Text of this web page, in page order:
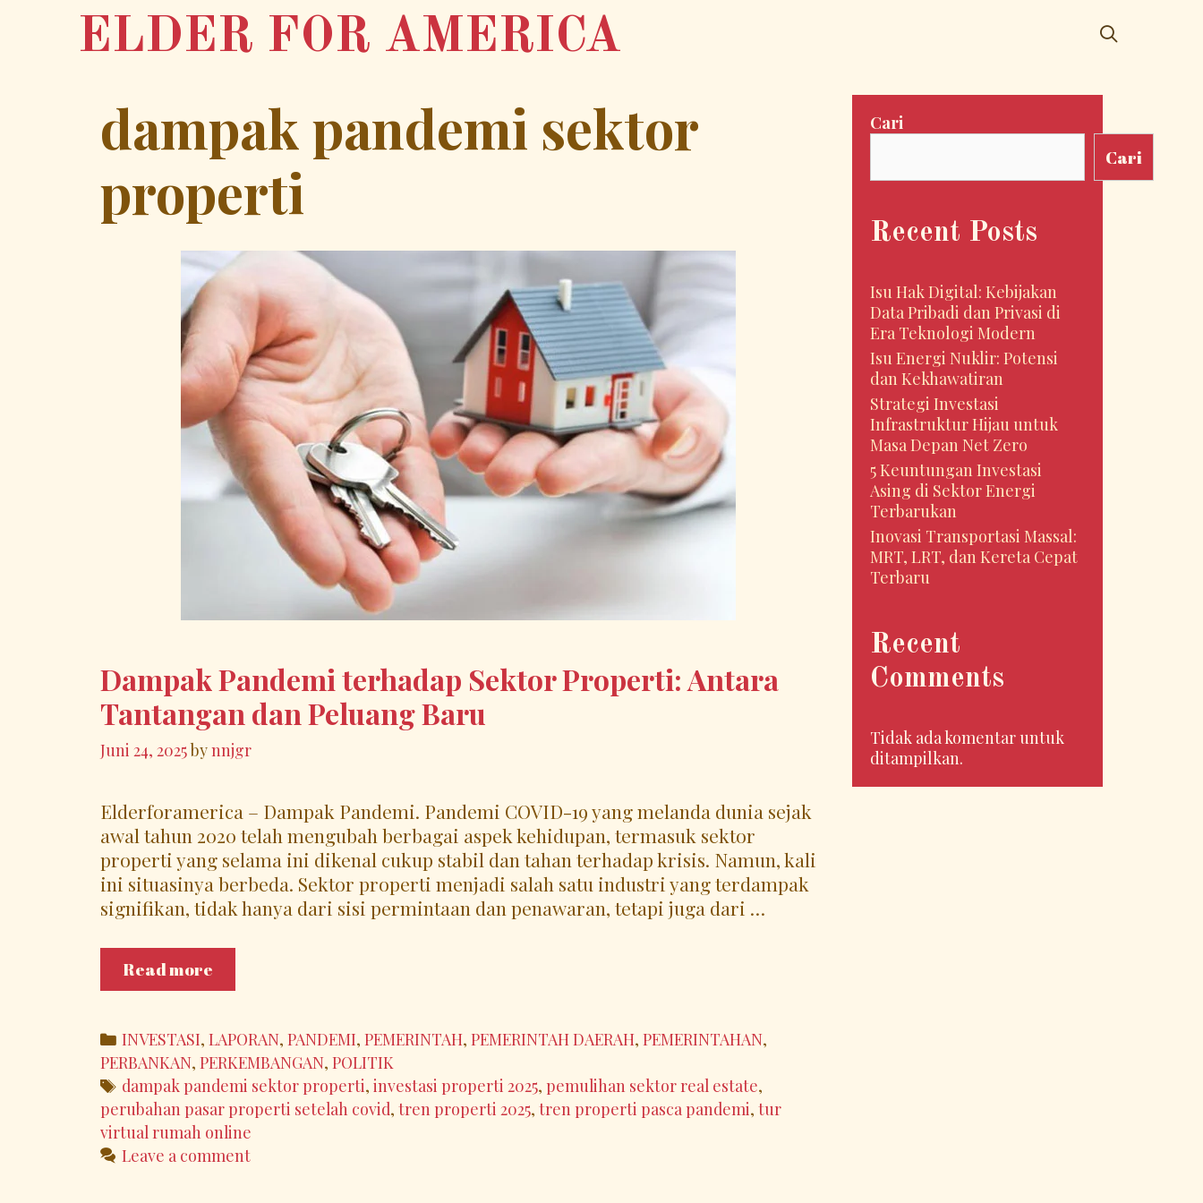
ELDER FOR AMERICA
dampak pandemi sektor
properti
Dampak Pandemi terhadap Sektor Properti: Antara
Tantangan dan Peluang Baru
Juni 24, 2025bynnjgr
Elderforamerica – Dampak Pandemi. Pandemi COVID-19 yang melanda dunia sejak
awal tahun 2020 telah mengubah berbagai aspek kehidupan, termasuk sektor
properti yang selama ini dikenal cukup stabil dan tahan terhadap krisis. Namun, kali
ini situasinya berbeda. Sektor properti menjadi salah satu industri yang terdampak
signifikan, tidak hanya dari sisi permintaan dan penawaran, tetapi juga dari …
Read more
Pandemi
Sektor
Properti:
Antara
Tantangan
dan
Peluang
Baru
Categories
INVESTASI, LAPORAN, PANDEMI, PEMERINTAH, PEMERINTAH DAERAH, PEMERINTAHAN,
PERBANKAN, PERKEMBANGAN, POLITIK
Tags
dampak pandemi sektor properti, investasi properti 2025, pemulihan sektor real estate,
perubahan pasar properti setelah covid, tren properti 2025, tren properti pasca pandemi, tur
virtual rumah online
Leave a comment
Cari
Cari
Recent Posts
Isu Hak Digital: Kebijakan
Data Pribadi dan Privasi di
Era Teknologi Modern
Isu Energi Nuklir: Potensi
dan Kekhawatiran
Strategi Investasi
Infrastruktur Hijau untuk
Masa Depan Net Zero
5 Keuntungan Investasi
Asing di Sektor Energi
Terbarukan
Inovasi Transportasi Massal:
MRT, LRT, dan Kereta Cepat
Terbaru
Recent
Comments
Tidak ada komentar untuk
ditampilkan.